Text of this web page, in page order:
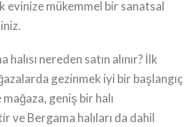
evinize mükemmel bir sanatsal
nereden satın alınır? İlk
gezinmek iyi bir başlangıç
geniş bir halı
ve Bergama halıları da dahil